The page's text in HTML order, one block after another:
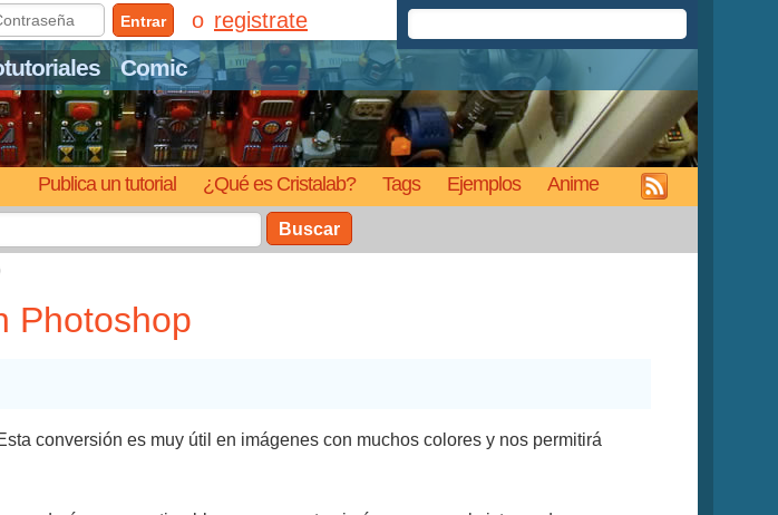
Comic
Publica un tutorial ¿Qué es Cristalab? Tags Ejemplos Anime
Entrar registrate
Buscar
Photoshop
conversión es muy útil en imágenes con muchos colores y nos permitirá